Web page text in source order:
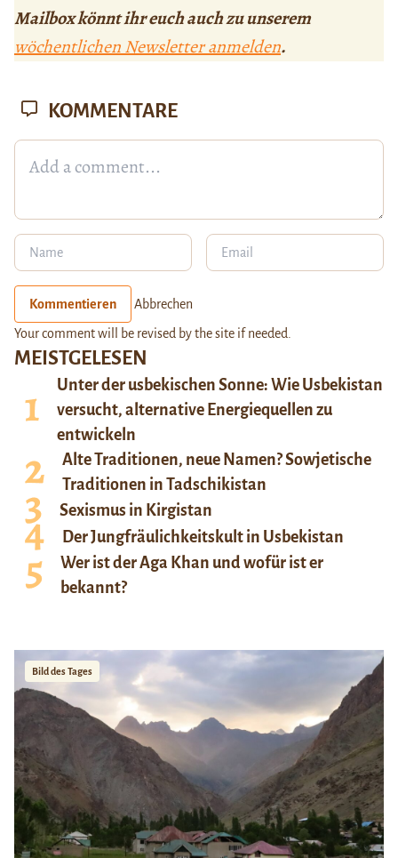
Mailbox könnt ihr euch auch zu unserem
wöchentlichen Newsletter anmelden.
MEISTGELESEN
Unter der usbekischen Sonne: Wie Usbekistan
versucht, alternative Energiequellen zu
entwickeln
Alte Traditionen, neue Namen? Sowjetische
Traditionen in Tadschikistan
Sexismus in Kirgistan
Der Jungfräulichkeitskult in Usbekistan
Wer ist der Aga Khan und wofür ist er
bekannt?
Bild des Tages
KOMMENTARE
Kommentieren Abbrechen
Your comment will be revised by the site if needed.